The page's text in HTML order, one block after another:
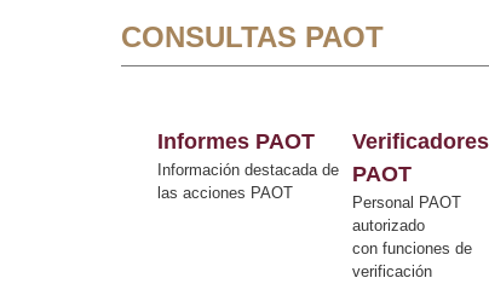
CONSULTAS PAOT
Informes PAOT
Información destacada de
las acciones PAOT
Verificadores
PAOT
Personal PAOT
autorizado
con funciones de
verificación